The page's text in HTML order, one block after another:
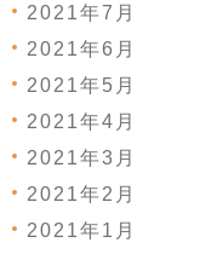
2021年7月
2021年6月
2021年5月
2021年4月
2021年3月
2021年2月
2021年1月